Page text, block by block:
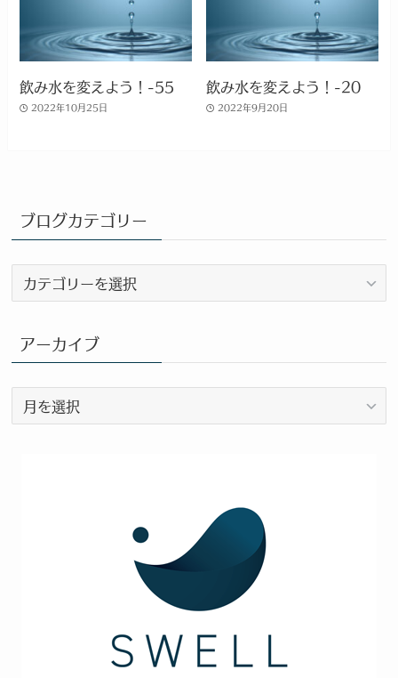
飲み水を変えよう！-55
2022年10月25日
飲み水を変えよう！-20
2022年9月20日
ブログカテゴリー
ロ
カ
テ
ゴ
リ
ー
アーカイブ
ー